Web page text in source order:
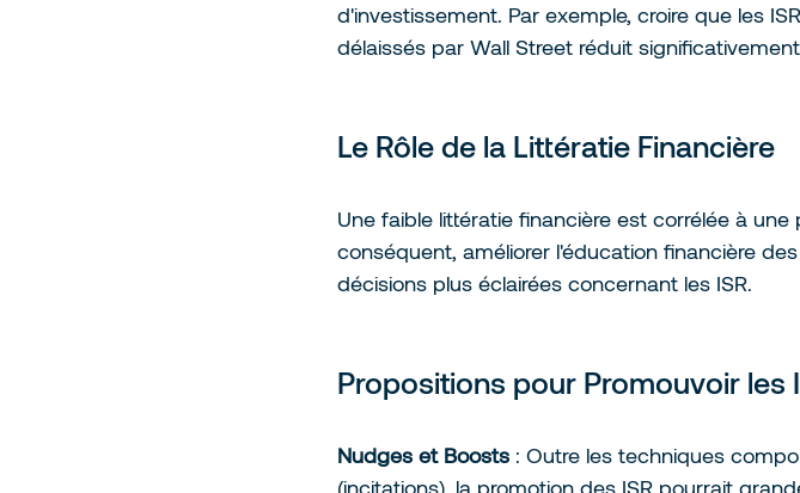
d'investissement. Par exemple, croire que les
délaissés par Wall Street réduit
Le Rôle de la Littératie Financière
Une faible littératie financière est corrélée à
conséquent, améliorer l'éducation financière
décisions plus éclairées concernant les ISR.
Propositions pour Promouvoir les
Nudges et Boosts : Outre les techniques
(incitations), la promotion des ISR pourrait